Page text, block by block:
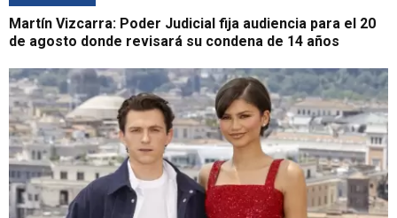
Martín Vizcarra: Poder Judicial fija audiencia para el 20
de agosto donde revisará su condena de 14 años